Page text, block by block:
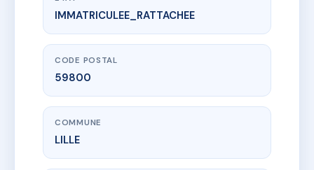
www.vme.plus/AC6661805
MASSENA 18 - MS9038
18 r massena
IMMATRICULEE_RATTACHEE
CODE POSTAL
59800
COMMUNE
LILLE